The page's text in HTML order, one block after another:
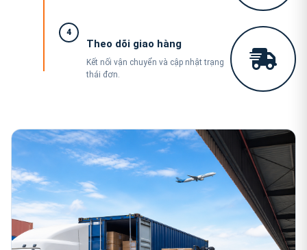
4
Theo dõi giao hàng
Kết nối vận chuyển và cập nhật trạng
thái đơn.